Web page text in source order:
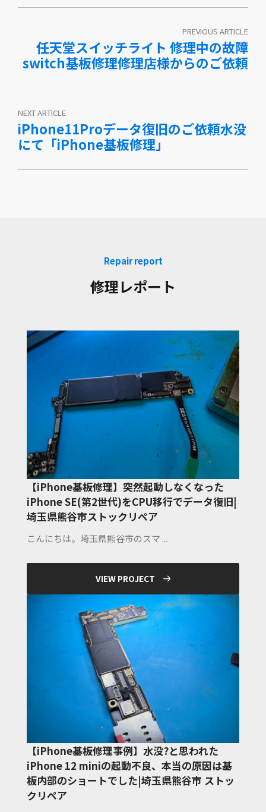
PREVIOUS ARTICLE
任天堂スイッチライト 修理中の故障
switch基板修理修理店様からのご依頼
NEXT ARTICLE
iPhone11Proデータ復旧のご依頼水没
にて「iPhone基板修理」
Repair report
修理レポート
【iPhone基板修理】突然起動しなくなった
iPhone SE(第2世代)をCPU移行でデータ復旧|
埼玉県熊谷市ストックリペア
こんにちは。埼玉県熊谷市のスマ ...
VIEW PROJECT
【iPhone基板修理事例】水没?と思われた
iPhone 12 miniの起動不良、本当の原因は基
板内部のショートでした|埼玉県熊谷市 ストッ
クリペア